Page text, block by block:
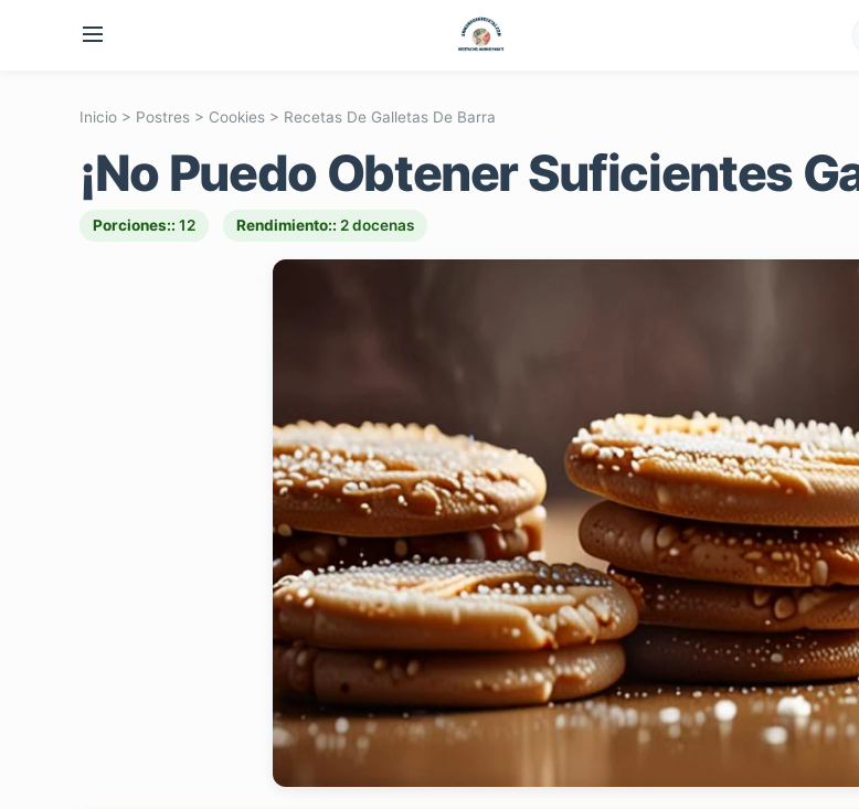
Inicio > Postres > Cookies > Recetas De Galletas De Barra
¡No Puedo Obtener Suficientes
Porciones:: 12 Rendimiento:: 2 docenas